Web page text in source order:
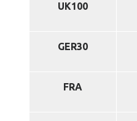
UK100
GER30
FRA